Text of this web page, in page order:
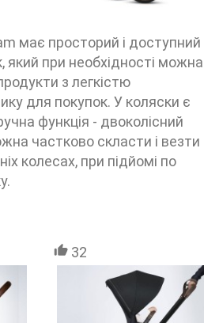
має просторий і доступний
який при необхідності можна
з легкістю
для покупок. У коляски є
функція - двоколісний
частково скласти і везти
колесах, при підйомі по
32